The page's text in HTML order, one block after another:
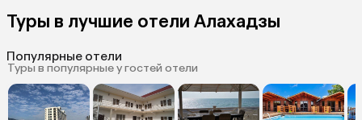
Туры в лучшие отели Алахадзы
Популярные отели
Туры в популярные у гостей отели